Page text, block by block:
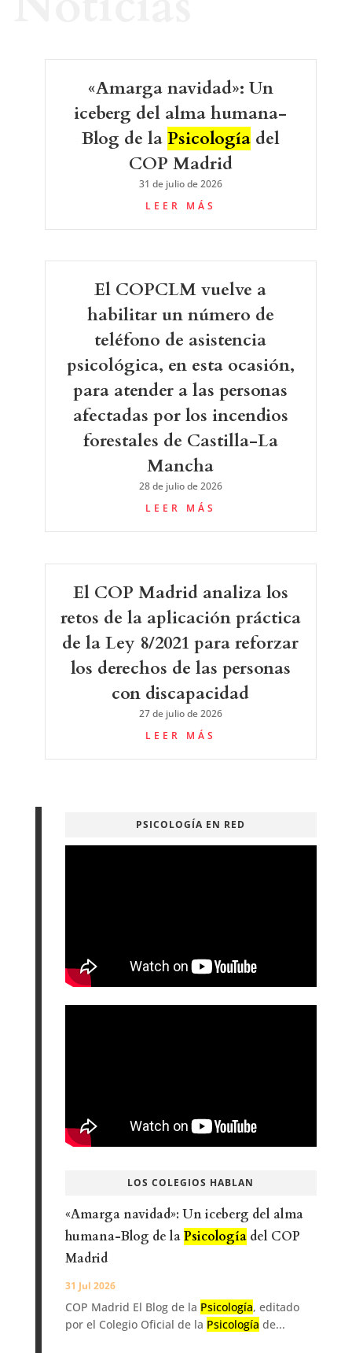
«Amarga navidad»: Un
iceberg del alma humana-
Blog de la Psicologíadel
COP Madrid
31 de julio de 2026
LEER MÁS
El COPCLM vuelve a
habilitar un número de
teléfono de asistencia
psicológica, en esta ocasión,
para atender a las personas
afectadas por los incendios
forestales de Castilla-La
Mancha
28 de julio de 2026
LEER MÁS
El COP Madrid analiza los
retos de la aplicación práctica
de la Ley 8/2021 para reforzar
los derechos de las personas
con discapacidad
27 de julio de 2026
LEER MÁS
PSICOLOGÍA EN RED
LOS COLEGIOS HABLAN
«Amarga navidad»: Un iceberg del alma
humana-Blog de laPsicologíadel COP
Madrid
31 Jul 2026
COP Madrid El Blog de la Psicología, editado
por el Colegio Oficial de la Psicología de...